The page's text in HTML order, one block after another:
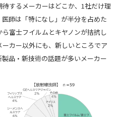
するメーカーはどこか、1社だけ理
師は「特になし」が半分を占めた
富士フイルムとキヤノンが拮抗し
カー以外にも、新しいところでア
品・新技術の話題が多いメーカー